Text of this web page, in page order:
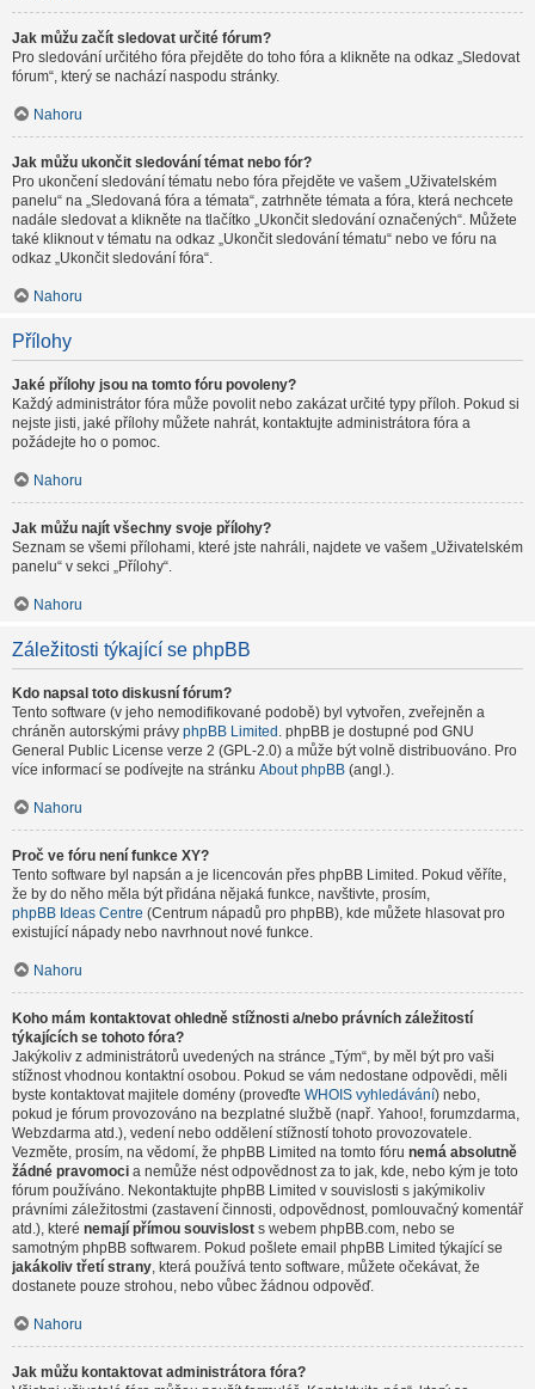
Jak můžu začít sledovat určité fórum?
Pro sledování určitého fóra přejděte do toho fóra a klikněte na odkaz „Sledovat
fórum“, který se nachází naspodu stránky.
Nahoru
Jak můžu ukončit sledování témat nebo fór?
Pro ukončení sledování tématu nebo fóra přejděte ve vašem „Uživatelském
panelu“ na „Sledovaná fóra a témata“, zatrhněte témata a fóra, která nechcete
nadále sledovat a klikněte na tlačítko „Ukončit sledování označených“. Můžete
také kliknout v tématu na odkaz „Ukončit sledování tématu“ nebo ve fóru na
odkaz „Ukončit sledování fóra“.
Nahoru
Přílohy
Jaké přílohy jsou na tomto fóru povoleny?
Každý administrátor fóra může povolit nebo zakázat určité typy příloh. Pokud si
nejste jisti, jaké přílohy můžete nahrát, kontaktujte administrátora fóra a
požádejte ho o pomoc.
Nahoru
Jak můžu najít všechny svoje přílohy?
Seznam se všemi přílohami, které jste nahráli, najdete ve vašem „Uživatelském
panelu“ v sekci „Přílohy“.
Nahoru
Záležitosti týkající se phpBB
Kdo napsal toto diskusní fórum?
Tento software (v jeho nemodifikované podobě) byl vytvořen, zveřejněn a
chráněn autorskými právy phpBB Limited . phpBB je dostupné pod GNU
General Public License verze 2 (GPL-2.0) a může být volně distribuováno. Pro
více informací se podívejte na stránku About phpBB (angl.).
Nahoru
Proč ve fóru není funkce XY?
Tento software byl napsán a je licencován přes phpBB Limited. Pokud věříte,
že by do něho měla být přidána nějaká funkce, navštivte, prosím,
phpBB Ideas Centre (Centrum nápadů pro phpBB), kde můžete hlasovat pro
existující nápady nebo navrhnout nové funkce.
Nahoru
Koho mám kontaktovat ohledně stížnosti a/nebo právních záležitostí
týkajících se tohoto fóra?
Jakýkoliv z administrátorů uvedených na stránce „Tým“, by měl být pro vaši
stížnost vhodnou kontaktní osobou. Pokud se vám nedostane odpovědi, měli
byste kontaktovat majitele domény (proveďte WHOIS vyhledávání) nebo,
pokud je fórum provozováno na bezplatné službě (např. Yahoo!, forumzdarma,
Webzdarma atd.), vedení nebo oddělení stížností tohoto provozovatele.
Vezměte, prosím, na vědomí, že phpBB Limited na tomto fóru nemá absolutně
žádné pravomoci a nemůže nést odpovědnost za to jak, kde, nebo kým je toto
fórum používáno. Nekontaktujte phpBB Limited v souvislosti s jakýmikoliv
právními záležitostmi (zastavení činnosti, odpovědnost, pomlouvačný komentář
atd.), které nemají přímou souvislost s webem phpBB.com, nebo se
samotným phpBB softwarem. Pokud pošlete email phpBB Limited týkající se
jakákoliv třetí strany, která používá tento software, můžete očekávat, že
dostanete pouze strohou, nebo vůbec žádnou odpověď.
Nahoru
Jak můžu kontaktovat administrátora fóra?